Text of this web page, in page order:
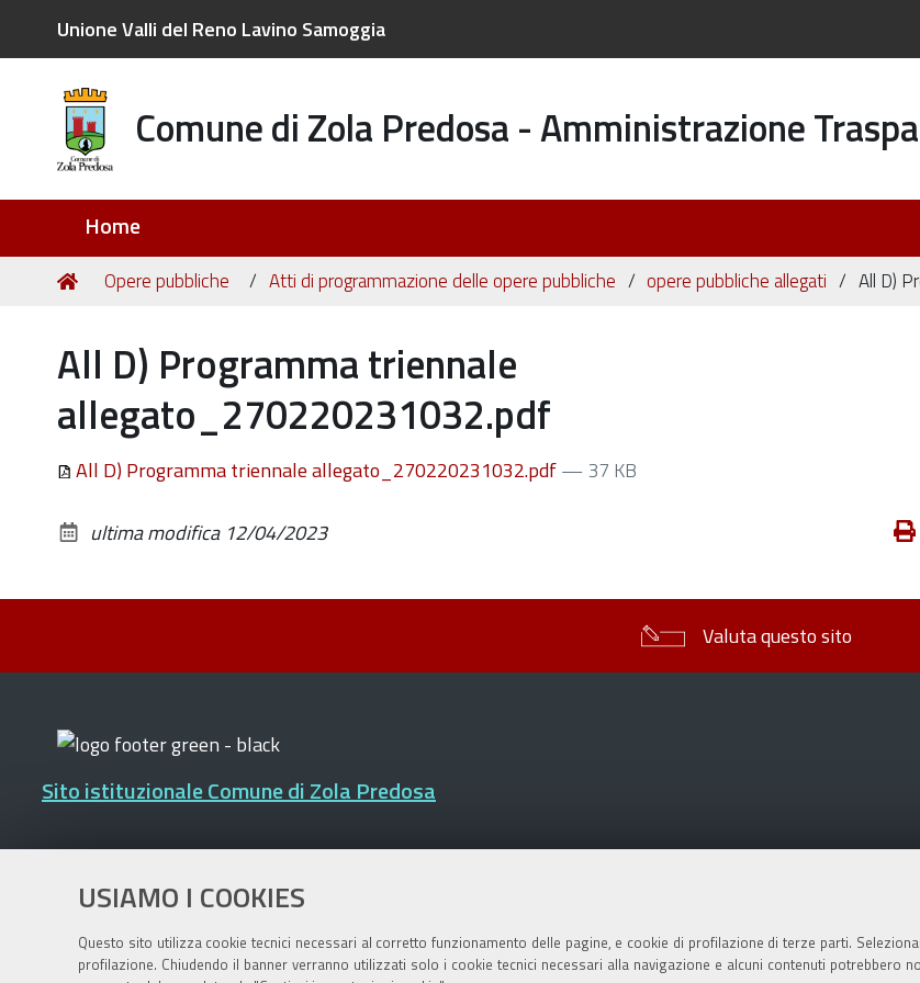
USIAMO I COOKIES
Questo sito utilizza cookie tecnici necessari al corretto funzionamento delle pagine, e cookie di profilazione di terze parti.
profilazione. Chiudendo il banner verranno utilizzati solo i cookie tecnici necessari alla navigazione e alcuni contenuti potrebbero
Unione Valli del Reno Lavino Samoggia
Comune di Zola Predosa - Amministrazione
Home
Tu
Home
Opere pubbliche Atti di programmazione delle opere pubbliche opere pubbliche allegati All D)
All D) Programma triennale
allegato_270220231032.pdf
All D) Programma triennale allegato_270220231032.pdf— 37 KB
Azioni
ultima modifica 12/04/2023
Valuta questo sito
Sito istituzionale Comune di Zola Predosa
Privacy policy| DPO|Accessibilità